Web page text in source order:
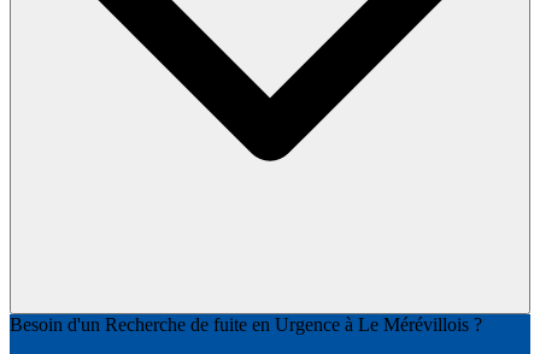
Besoin d'un Recherche de fuite en Urgence à Le Mérévillois ?